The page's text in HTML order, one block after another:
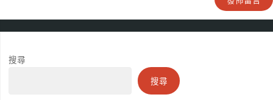
搜尋
搜尋